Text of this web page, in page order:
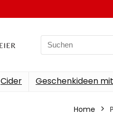
Search
for:
Cider Geschenkideen
Home